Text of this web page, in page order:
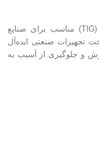
قابل استفاده در جوشکاری آرگون (TIG) مناسب برای صنایع
تجهیزات صنعتی ایده‌آل
و جلوگیری از آسیب به